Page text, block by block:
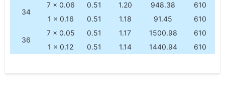
34
7 × 0.06 0.51 1.20 948.38
610
1 × 0.16
0.51 1.18 91.45 610
36
7 × 0.05 0.51 1.17 1500.98
610
1 × 0.12
0.51 1.14 1440.94 610